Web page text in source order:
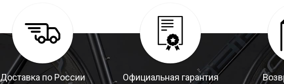
Доставка по России
Официальная гарантия